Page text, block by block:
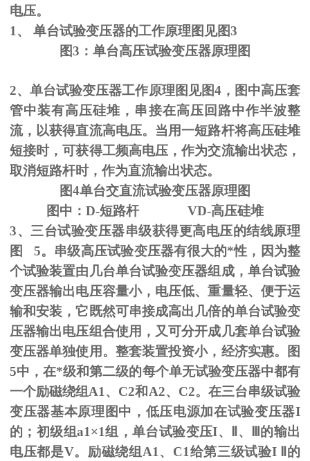
电压。
1、 单台试验变压器的工作原理图见图3
图3 ：单台高压试验变压器原理图
2、单台试验变压器工作原理图见图4 ，图中高压套
管中装有高压硅堆，串接在高压回路中作半波整
流，以获得直流高电压。当用一短路杆将高压硅堆
短接时，可获得工频高电压，作为交流输出状态，
取消短路杆时，作为直流输出状态。
图4单台交直流试验变压器原理图
图中： D-短路杆 VD-高压硅堆
3、三台试验变压器串级获得更高电压的结线原理
图 5。串级高压试验变压器有很大的*性，因为整
个试验装置由几台单台试验变压器组成，单台试验
变压器输出电压容量小，电压低、重量轻、便于运
输和安装，它既然可串接成高出几倍的单台试验变
压器输出电压组合使用，又可分开成几套单台试验
变压器单独使用。整套装置投资小，经济实惠。图
5中，在*级和第二级的每个单无试验变压器中都有
一个励磁绕组 A1 、 C2和 A2、 C2。在三台串级试验
变压器基本原理图中，低压电源加在试验变压器I
的；初级组a1×1组，单台试验变压I、 、
的输出
电压都是V。励磁绕组 A1 、 C1给第三级试验I
Ⅱ的